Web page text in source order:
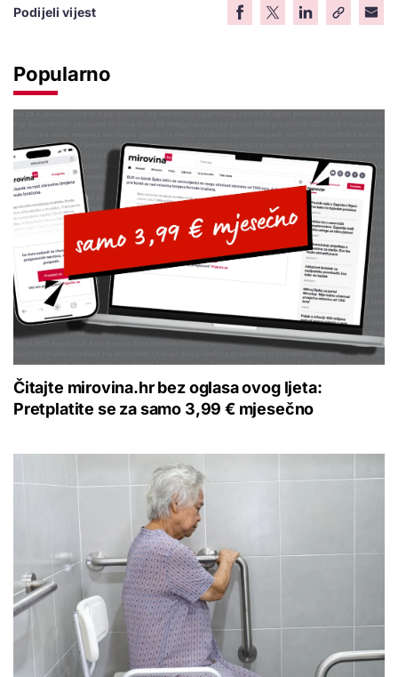
Podijeli vijest
Popularno
Čitajte mirovina.hr bez oglasa ovog ljeta:
Pretplatite se za samo 3,99 € mjesečno